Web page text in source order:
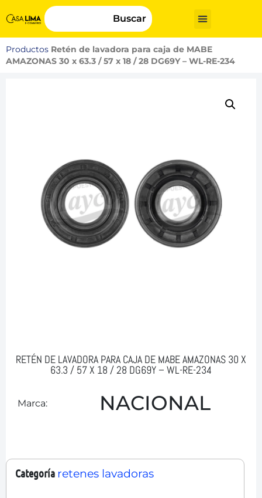
Buscar
Productos Retén de lavadora para caja de MABE
AMAZONAS 30 x 63.3 / 57 x 18 / 28 DG69Y – WL-RE-234
RETÉN DE LAVADORA PARA CAJA DE MABE AMAZONAS 30 X
63.3 / 57 X 18 / 28 DG69Y – WL-RE-234
Marca: NACIONAL
Categoría retenes lavadoras